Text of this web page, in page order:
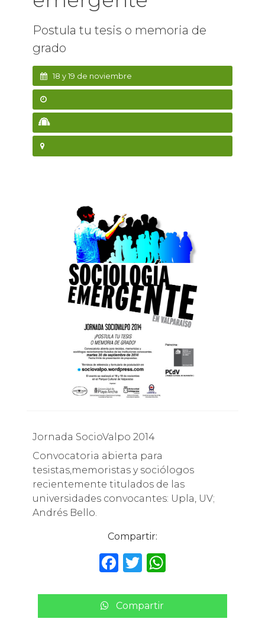
Postula tu tesis o memoria de
grado
18 y 19 de noviembre
Jornada SocioValpo 2014
Convocatoria abierta para
tesistas,memoristas y sociólogos
recientemente titulados de las
universidades convocantes: Upla, UV;
Andrés Bello.
Compartir:
F
c
T
it
W
a
Compartir